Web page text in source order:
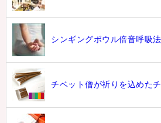
シンギングボウル倍音呼吸
チベット僧が祈りを込めた